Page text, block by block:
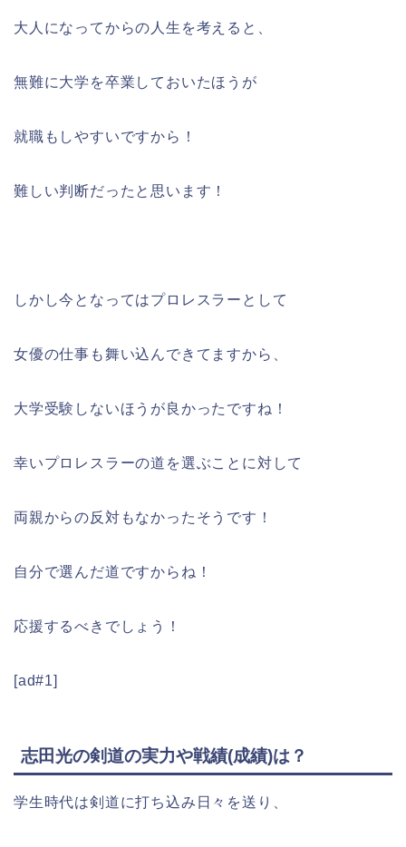
大人になってからの人生を考えると、
無難に大学を卒業しておいたほうが
就職もしやすいですから！
難しい判断だったと思います！
しかし今となってはプロレスラーとして
女優の仕事も舞い込んできてますから、
大学受験しないほうが良かったですね！
幸いプロレスラーの道を選ぶことに対して
両親からの反対もなかったそうです！
自分で選んだ道ですからね！
応援するべきでしょう！
[ad#1]
志田光の剣道の実力や戦績(成績)は？
学生時代は剣道に打ち込み日々を送り、